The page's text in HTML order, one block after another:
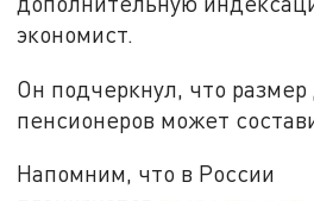
экономист.
Он подчеркнул, что
пенсионеров может
Напомним, что в России